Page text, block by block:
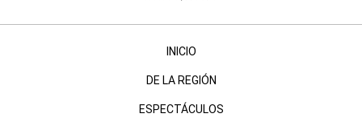
INICIO
DE LA REGIÓN
ESPECTÁCULOS